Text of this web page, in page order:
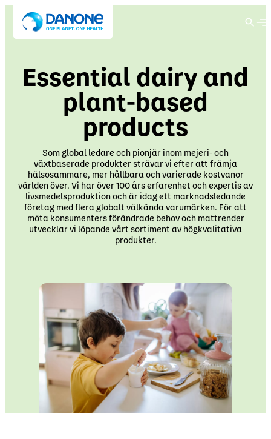
Danone global
Byt språk
English Swedish
Finnish Danish
Norwegian Estonian
Lithuania Latvia
Byt region
Main menu
Koncern
Om oss
Renew Danone strategy
Danones samhällsengagemang
Main menu
Varumärken
Esentiella mejeri- och växtbaserade produkter
Actimel
Activia
Alpro
Specialiserad näring
Main menu
Discover Hållbarhet
Vårt tillvägagångssätt
Hälsa
Natur
Main menu
Investors
Förstå Danone
Publikationer och evenemang
Aktieägare
Koncern
Varumärken
Hållbarhet
Innovation
Nyhetsrum
Investerare
Essential dairy and
plant-based
products
Som global ledare och pionjär inom mejeri- och
växtbaserade produkter strävar vi efter att främja
hälsosammare, mer hållbara och varierade kostvanor
världen över. Vi har över 100 års erfarenhet och expertis av
livsmedelsproduktion och är idag ett marknadsledande
företag med flera globalt välkända varumärken. För att
möta konsumenters förändrade behov och mattrender
utvecklar vi löpande vårt sortiment av högkvalitativa
produkter.